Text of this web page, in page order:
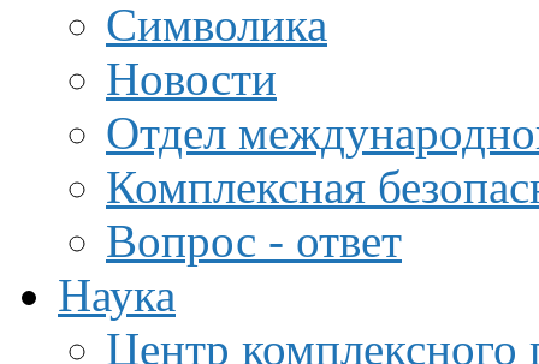
Символика
Новости
Отдел
Комплексная
Вопрос - ответ
Наука
Центр